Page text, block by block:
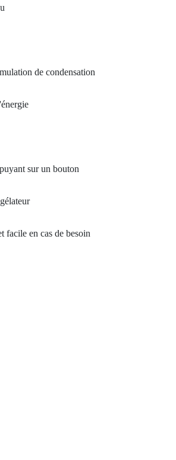
de condensation
sur un bouton
facile en cas de besoin